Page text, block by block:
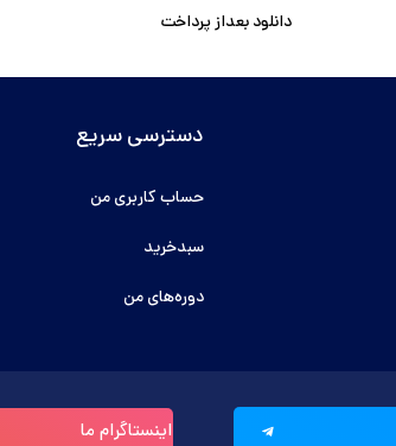
دانلود بعداز پرداخت
دسترسی سریع
حساب کاربری من
سبدخرید
دوره‌های من
اینستاگرام ما